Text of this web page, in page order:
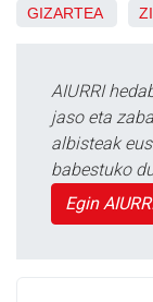
GIZARTEA
AIURRI
jaso eta
albisteak
babestuko
Egin